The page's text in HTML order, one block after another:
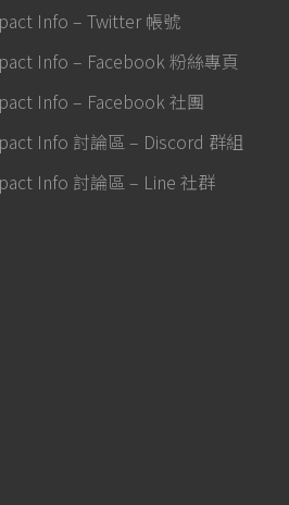
Info – Twitter 帳號
Info – Facebook 粉絲專頁
Info – Facebook 社團
Info 討論區 – Discord 群組
Info 討論區 – Line 社群